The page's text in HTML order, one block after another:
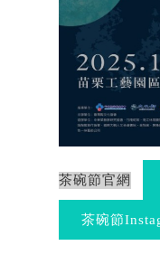
茶碗節官網
茶碗節